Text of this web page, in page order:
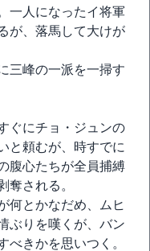
一人になったイ将軍
が、落馬して大けが
三峰の一派を一掃す
ぐにチョ・ジュンの
と頼むが、時すでに
腹心たちが全員捕縛
奪される。
何とかなだめ、ムヒ
ぶりを嘆くが、バン
べきかを思いつく。